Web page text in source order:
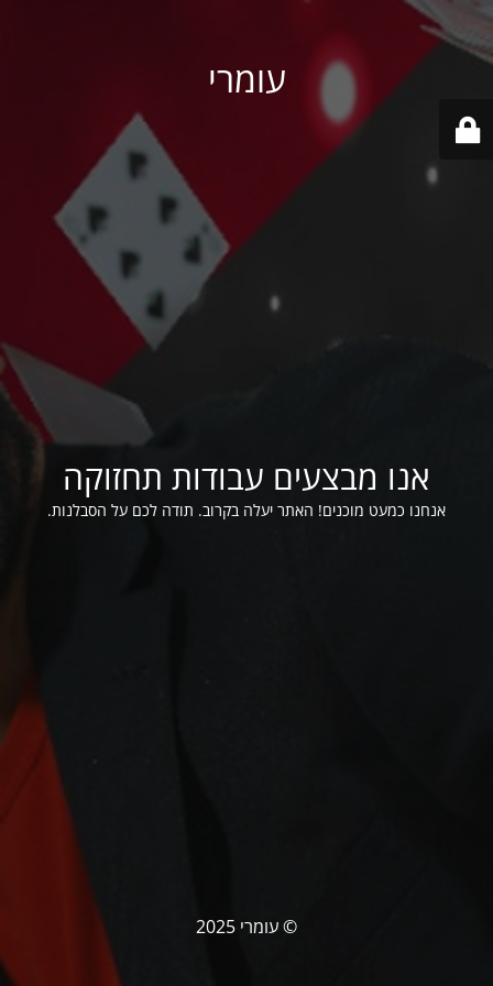
עומרי
אנו מבצעים עבודות תחזוקה
אנחנו כמעט מוכנים! האתר יעלה בקרוב. תודה לכם על הסבלנות.
© עומרי 2025